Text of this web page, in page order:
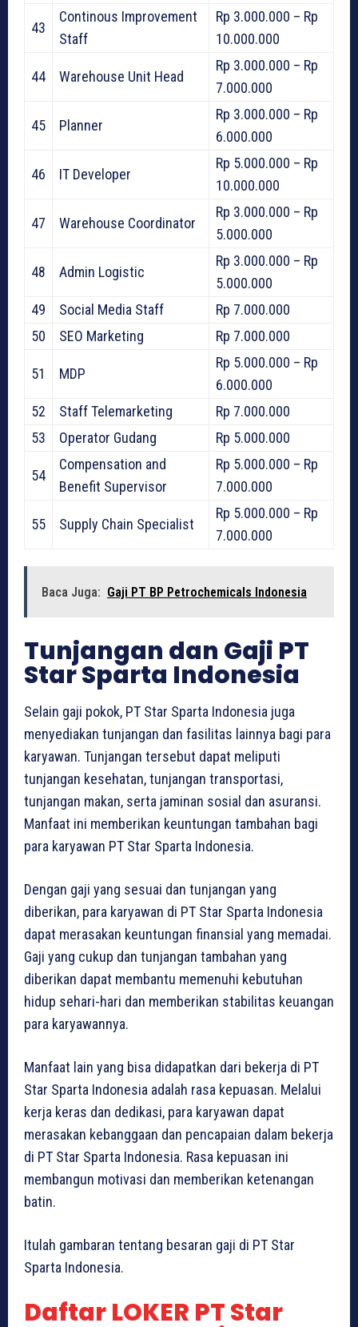
43
Continous Improvement
Staff
Rp 3.000.000 – Rp
10.000.000
44 Warehouse Unit Head
Rp 3.000.000 – Rp
7.000.000
45 Planner
Rp 3.000.000 – Rp
6.000.000
46 IT Developer
Rp 5.000.000 – Rp
10.000.000
47 Warehouse Coordinator
Rp 3.000.000 – Rp
5.000.000
48 Admin Logistic
Rp 3.000.000 – Rp
5.000.000
49
Social Media Staff
Rp 7.000.000
50
SEO Marketing Rp 7.000.000
51 MDP
Rp 5.000.000 – Rp
6.000.000
52
Staff Telemarketing
Rp 7.000.000
53
Operator Gudang Rp 5.000.000
54
Compensation and
Benefit Supervisor
Rp 5.000.000 – Rp
7.000.000
55 Supply Chain Specialist
Rp 5.000.000 – Rp
7.000.000
Baca Juga: Gaji PT BP Petrochemicals Indonesia
Tunjangan dan Gaji PT
Star Sparta Indonesia
Selain gaji pokok, PT Star Sparta Indonesia juga
menyediakan tunjangan dan fasilitas lainnya bagi para
karyawan. Tunjangan tersebut dapat meliputi
tunjangan kesehatan, tunjangan transportasi,
tunjangan makan, serta jaminan sosial dan asuransi.
Manfaat ini memberikan keuntungan tambahan bagi
para karyawan PT Star Sparta Indonesia.
Dengan gaji yang sesuai dan tunjangan yang
diberikan, para karyawan di PT Star Sparta Indonesia
dapat merasakan keuntungan finansial yang memadai.
Gaji yang cukup dan tunjangan tambahan yang
diberikan dapat membantu memenuhi kebutuhan
hidup sehari-hari dan memberikan stabilitas keuangan
para karyawannya.
Manfaat lain yang bisa didapatkan dari bekerja di PT
Star Sparta Indonesia adalah rasa kepuasan. Melalui
kerja keras dan dedikasi, para karyawan dapat
merasakan kebanggaan dan pencapaian dalam bekerja
di PT Star Sparta Indonesia. Rasa kepuasan ini
membangun motivasi dan memberikan ketenangan
batin.
Itulah gambaran tentang besaran gaji di PT Star
Sparta Indonesia.
Daftar LOKER PT Star